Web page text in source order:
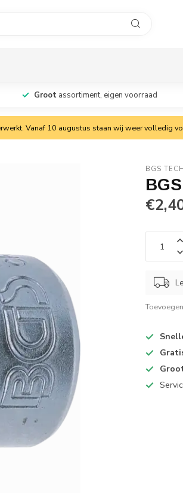
Grootassortiment, eigen voorraad
Vanaf 10 augustus staan wij weer volledig
BGS